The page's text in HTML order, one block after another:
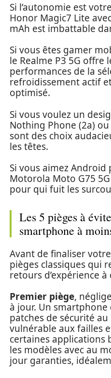
Si l’autonomie est
Honor Magic7 Lite
mAh est imbattable
Si vous êtes gamer
le Realme P3 5G offre
performances de la
refroidissement actif
optimisé.
Si vous voulez un
Nothing Phone (2a)
sont des choix
les têtes.
Si vous aimez Android
Motorola Moto G75
pour qui fuit les
Les 5 pièges à
smartphone à
Avant de finaliser
pièges classiques qui
retours d’expérience
Premier piège,
à jour. Un
patches de sécurité
vulnérable aux failles
certaines applications
les modèles avec au
jour garanties,